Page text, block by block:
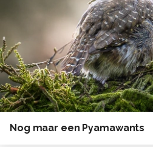
Nog maar een Pyamawants